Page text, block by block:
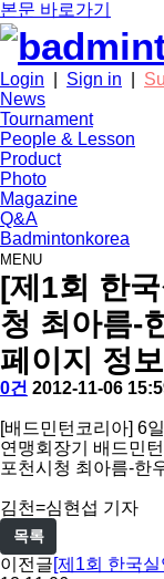
본문 바로가기
Login Sign in
News
Tournament
People & Lesson
Product
Photo
Magazine
Q&A
Badmintonkorea
MENU
photo
[제1회 한
청 최아름-
페이지 정보
작
자
배
민
턴
코
아
댓
0건 작
일
2012-11-06
본
문
[배드민턴코리아] 6
연맹회장기 배드민
포천시청 최아름-한
김천=심현섭 기자
목록
이전글[제1회 한국